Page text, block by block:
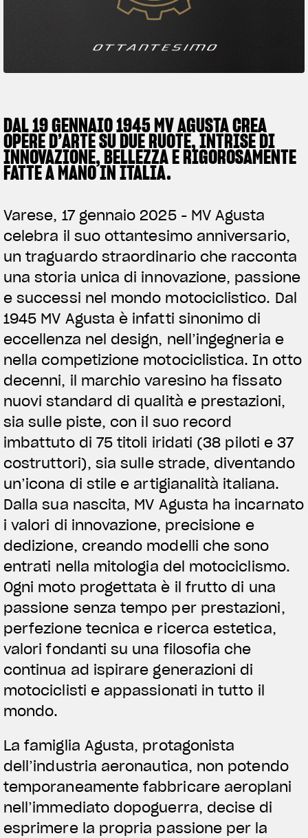
ABOUT
RUSH
SUPERVELOCE ARSHAM
FACEBOOK
YOUTUBE
DAL 19 GENNAIO 1945 MV AGUSTA CREA
OPERE D’ARTE SU DUE RUOTE, INTRISE DI
INNOVAZIONE, BELLEZZA E RIGOROSAMENTE
FATTE A MANO IN ITALIA.
Varese, 17 gennaio 2025 - MV Agusta
celebra il suo ottantesimo anniversario,
un traguardo straordinario che racconta
una storia unica di innovazione, passione
e successi nel mondo motociclistico. Dal
1945 MV Agusta è infatti sinonimo di
eccellenza nel design, nell’ingegneria e
nella competizione motociclistica. In otto
decenni, il marchio varesino ha fissato
nuovi standard di qualità e prestazioni,
sia sulle piste, con il suo record
imbattuto di 75 titoli iridati (38 piloti e 37
costruttori), sia sulle strade, diventando
un’icona di stile e artigianalità italiana.
Dalla sua nascita, MV Agusta ha incarnato
i valori di innovazione, precisione e
dedizione, creando modelli che sono
entrati nella mitologia del motociclismo.
Ogni moto progettata è il frutto di una
passione senza tempo per prestazioni,
perfezione tecnica e ricerca estetica,
valori fondanti su una filosofia che
continua ad ispirare generazioni di
motociclisti e appassionati in tutto il
mondo.
La famiglia Agusta, protagonista
dell’industria aeronautica, non potendo
temporaneamente fabbricare aeroplani
nell’immediato dopoguerra, decise di
esprimere la propria passione per la